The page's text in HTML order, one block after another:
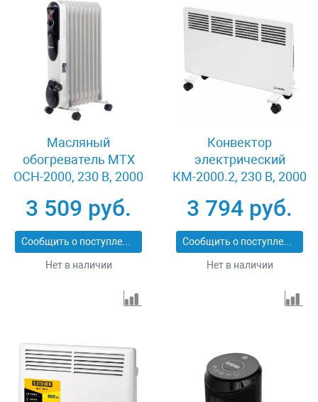
Масляный
обогреватель MTX
OCH-2000, 230 В, 2000
3 509 руб.
Сообщить о поступлении
Нет в наличии
Конвектор
электрический
КМ-2000.2, 230 В, 2000
нагреватель, колеса,
термостат MATRIX
98126
3 794 руб.
Сообщить о поступлении
Нет в наличии